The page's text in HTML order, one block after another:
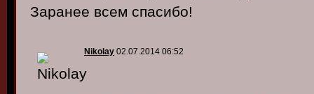
Заранее всем спасибо!
Nikolay 02.07.2014 06:52